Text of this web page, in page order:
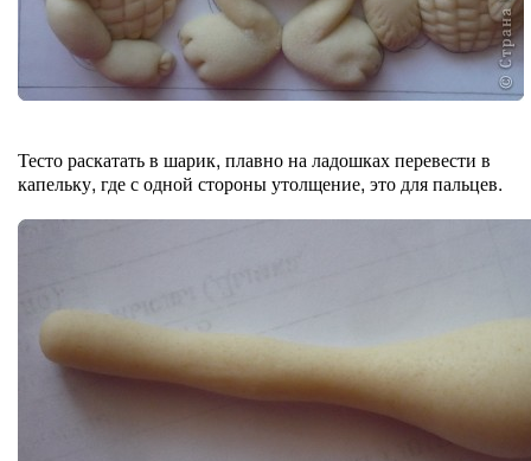
Тесто раскатать в шарик, плавно на ладошках перевести в
капельку, где с одной стороны утолщение, это для пальцев.